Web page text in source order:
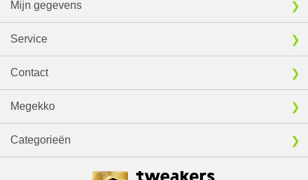
Mijn gegevens
Service
Contact
Megekko
Categorieën